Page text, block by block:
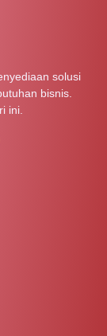
solusi
bisnis.
ini.